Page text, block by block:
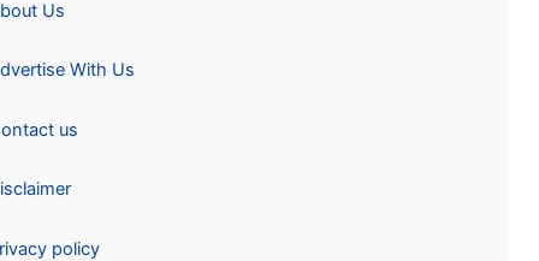
About Us
Advertise With Us
Contact us
Disclaimer
Privacy policy